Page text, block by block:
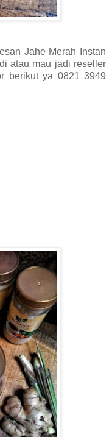
Jahe Merah Instan
atau mau jadi reseller
berikut ya 0821 3949